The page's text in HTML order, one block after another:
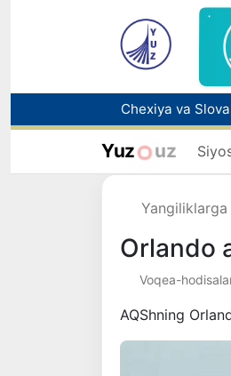
Bolaning
Yuz uz
Orlando
Voqea-
AQShning